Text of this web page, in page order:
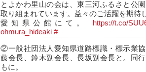
とよかわ里山の会は、東三河ふるさと公
取り組まれています。益々のご活躍を期待
愛知県公館にて。
https://t.co/
ohmura_hideaki #
②一般社団法人愛知県道路標識・標示業
藤会長、鈴木副会長、長坂副会長と。同
もに。